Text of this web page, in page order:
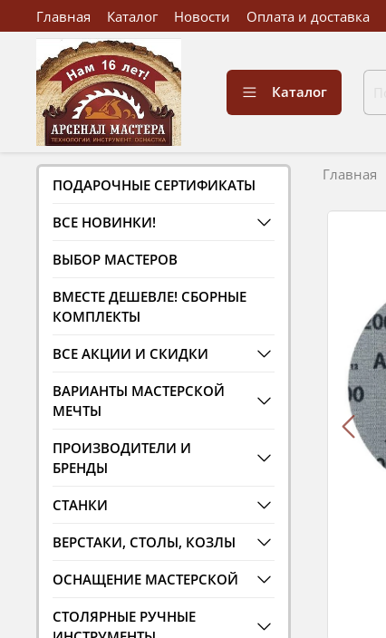
Главная Каталог Новости Оплата и доставка
Каталог
Главная
ПОДАРОЧНЫЕ СЕРТИФИКАТЫ
ВСЕ НОВИНКИ!
ВЫБОР МАСТЕРОВ
ВМЕСТЕ ДЕШЕВЛЕ! СБОРНЫЕ
КОМПЛЕКТЫ
ВСЕ АКЦИИ И СКИДКИ
ВАРИАНТЫ МАСТЕРСКОЙ
МЕЧТЫ
ПРОИЗВОДИТЕЛИ И
БРЕНДЫ
СТАНКИ
ВЕРСТАКИ, СТОЛЫ, КОЗЛЫ
ОСНАЩЕНИЕ МАСТЕРСКОЙ
СТОЛЯРНЫЕ РУЧНЫЕ